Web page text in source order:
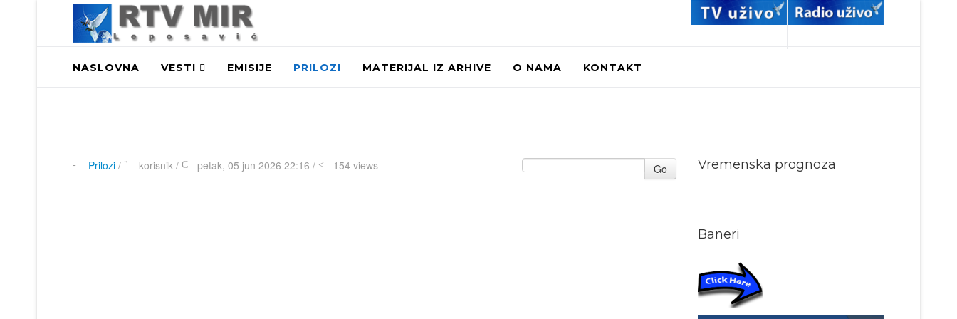
NASLOVNA VESTI EMISIJE PRILOZI MATERIJAL IZ ARHIVE O NAMA KONTAKT
Prilozi/ korisnik / petak, 05 jun 2026 22:16 / 154 views Go Vremenska prognoza
Baneri